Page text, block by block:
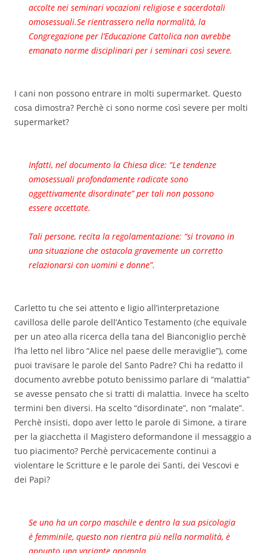
accolte nei seminari vocazioni religiose e sacerdotali
omosessuali.Se rientrassero nella normalità, la
Congregazione per l’Educazione Cattolica non avrebbe
emanato norme disciplinari per i seminari così severe.
I cani non possono entrare in molti supermarket. Questo
cosa dimostra? Perchè ci sono norme così severe per molti
supermarket?
Infatti, nel documento la Chiesa dice: “Le tendenze
omosessuali profondamente radicate sono
oggettivamente disordinate” per tali non possono
essere accettate.
Tali persone, recita la regolamentazione: “si trovano in
una situazione che ostacola gravemente un corretto
relazionarsi con uomini e donne”.
Carletto tu che sei attento e ligio all’interpretazione
cavillosa delle parole dell’Antico Testamento (che equivale
per un ateo alla ricerca della tana del Bianconiglio perchè
l’ha letto nel libro “Alice nel paese delle meraviglie”), come
puoi travisare le parole del Santo Padre? Chi ha redatto il
documento avrebbe potuto benissimo parlare di “malattia”
se avesse pensato che si tratti di malattia. Invece ha scelto
termini ben diversi. Ha scelto “disordinate”, non “malate”.
Perchè insisti, dopo aver letto le parole di Simone, a tirare
per la giacchetta il Magistero deformandone il messaggio a
tuo piacimento? Perchè pervicacemente continui a
violentare le Scritture e le parole dei Santi, dei Vescovi e
dei Papi?
Se uno ha un corpo maschile e dentro la sua psicologia
è femminile, questo non rientra più nella normalità, è